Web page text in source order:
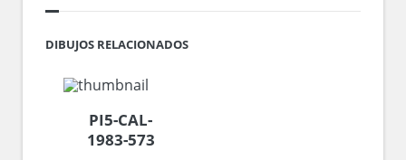
DIBUJOS RELACIONADOS
PI5-CAL-
1983-573